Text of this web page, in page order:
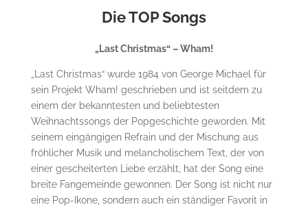
Die TOP Songs
„Last Christmas“ – Wham!
„Last Christmas“ wurde 1984 von George Michael für
sein Projekt Wham! geschrieben und ist seitdem zu
einem der bekanntesten und beliebtesten
Weihnachtssongs der Popgeschichte geworden. Mit
seinem eingängigen Refrain und der Mischung aus
fröhlicher Musik und melancholischem Text, der von
einer gescheiterten Liebe erzählt, hat der Song eine
breite Fangemeinde gewonnen. Der Song ist nicht nur
eine Pop-Ikone, sondern auch ein ständiger Favorit in